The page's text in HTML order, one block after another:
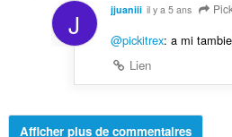
J jjuaniii il y a 5 ans
@pickitrex: a mi
Lien
Afficher plus de commentaires